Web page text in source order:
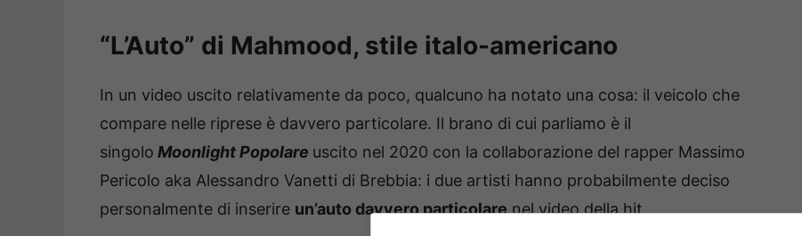
“L’Auto” di Mahmood, stile italo-americano
In un video uscito relativamente da poco, qualcuno ha notato una cosa: il veicolo che
compare nelle riprese è davvero particolare. Il brano di cui parliamo è il
singolo Moonlight Popolare uscito nel 2020 con la collaborazione del rapper Massimo
Pericolo aka Alessandro Vanetti di Brebbia: i due artisti hanno probabilmente deciso
personalmente di inserire un’auto davvero particolarenel video della hit.